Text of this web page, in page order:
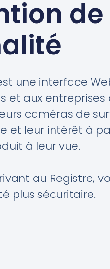
de
une interface
et aux
caméras de
et leur intérêt à
à leur vue.
au Registre,
plus sécuritaire.